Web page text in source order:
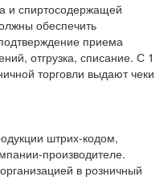
и спиртосодержащей
обеспечить
приема
отгрузка, списание. С 1
торговли выдают чеки
штрих-кодом,
производителе.
в розничный